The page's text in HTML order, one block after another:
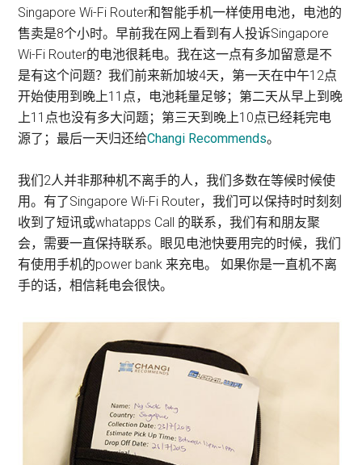
Singapore Wi-Fi Router和智能手机一样使用电池，电池的
售卖是8个小时。早前我在网上看到有人投诉Singapore
Wi-Fi Router的电池很耗电。我在这一点有多加留意是不
是有这个问题？我们前来新加坡4天，第一天在中午12点
开始使用到晚上11点，电池耗量足够；第二天从早上到晚
上11点也没有多大问题；第三天到晚上10点已经耗完电
源了；最后一天归还给Changi Recommends。
我们2人并非那种机不离手的人，我们多数在等候时候使
用。有了Singapore Wi-Fi Router，我们可以保持时时刻刻
收到了短讯或whatapps Call 的联系，我们有和朋友聚
会，需要一直保持联系。眼见电池快要用完的时候，我们
有使用手机的power bank 来充电。 如果你是一直机不离
手的话，相信耗电会很快。